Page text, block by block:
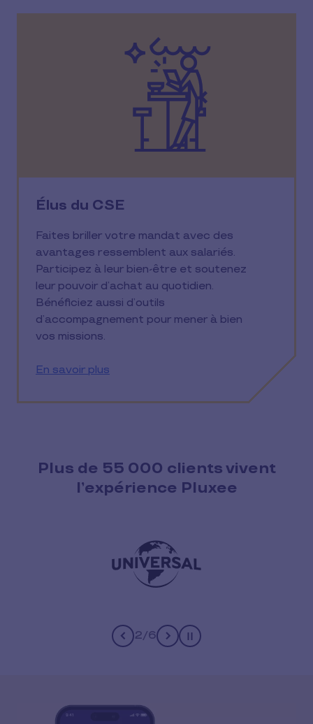
Élus du CSE
Faites briller votre mandat avec des
avantages ressemblent aux salariés.
Participez à leur bien-être et soutenez
leur pouvoir d’achat au quotidien.
Bénéficiez aussi d’outils
d’accompagnement pour mener à bien
vos missions.
En savoir plus
Plus de 55 000 clients vivent
l’expérience Pluxee
2/6